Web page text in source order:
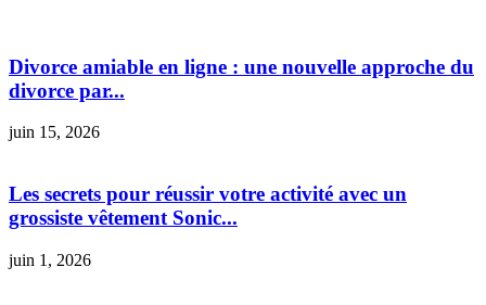
Divorce amiable en ligne : une nouvelle approche du
divorce par...
juin 15, 2026
Les secrets pour réussir votre activité avec un
grossiste vêtement Sonic...
juin 1, 2026